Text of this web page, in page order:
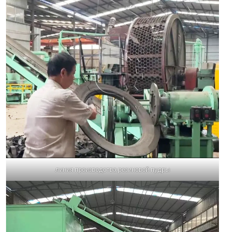
линия производства резиновой пудры